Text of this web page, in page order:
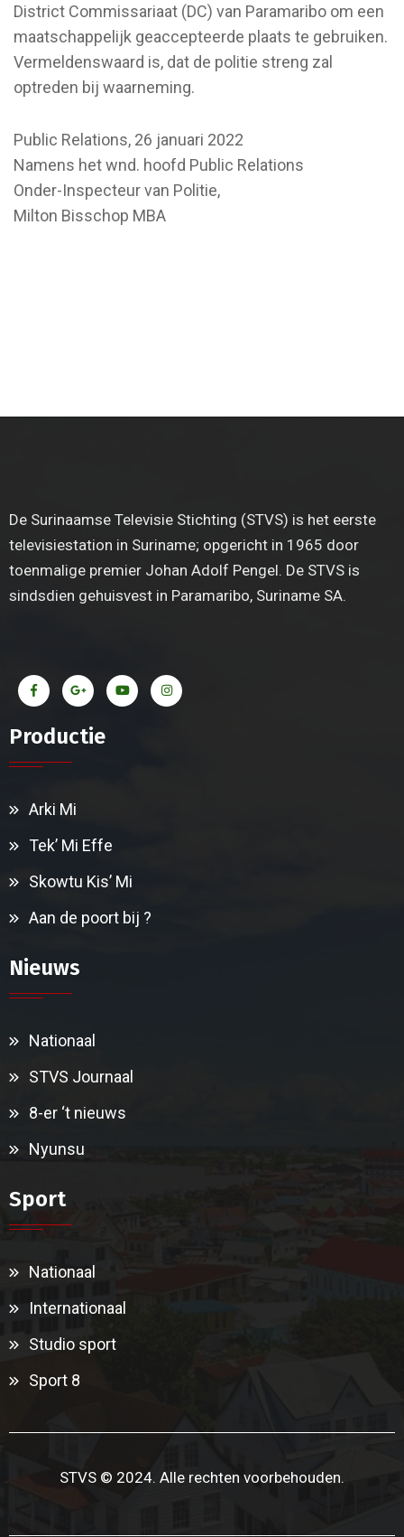
District Commissariaat (DC) van Paramaribo om een
maatschappelijk geaccepteerde plaats te gebruiken.
Vermeldenswaard is, dat de politie streng zal
optreden bij waarneming.
Public Relations, 26 januari 2022
Namens het wnd. hoofd Public Relations
Onder-Inspecteur van Politie,
Milton Bisschop MBA
De Surinaamse Televisie Stichting (STVS) is het eerste
televisiestation in Suriname; opgericht in 1965 door
toenmalige premier Johan Adolf Pengel. De STVS is
sindsdien gehuisvest in Paramaribo, Suriname SA.
Productie
Arki Mi
Tek’ Mi Effe
Skowtu Kis’ Mi
Aan de poort bij ?
Nieuws
Nationaal
STVS Journaal
8-er ‘t nieuws
Nyunsu
Sport
Nationaal
Internationaal
Studio sport
Sport 8
STVS © 2024. Alle rechten voorbehouden.